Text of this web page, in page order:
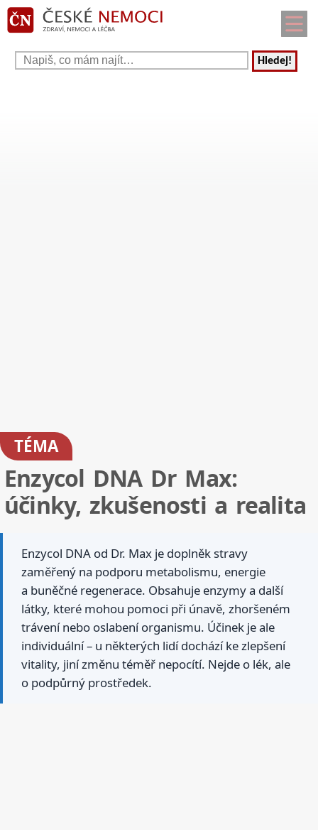
Hledej!
TÉMA
Enzycol DNA Dr Max:
účinky, zkušenosti a realita
Enzycol DNA od Dr. Max je doplněk stravy
zaměřený na podporu metabolismu, energie
a buněčné regenerace. Obsahuje enzymy a další
látky, které mohou pomoci při únavě, zhoršeném
trávení nebo oslabení organismu. Účinek je ale
individuální – u některých lidí dochází ke zlepšení
vitality, jiní změnu téměř nepocítí. Nejde o lék, ale
o podpůrný prostředek.